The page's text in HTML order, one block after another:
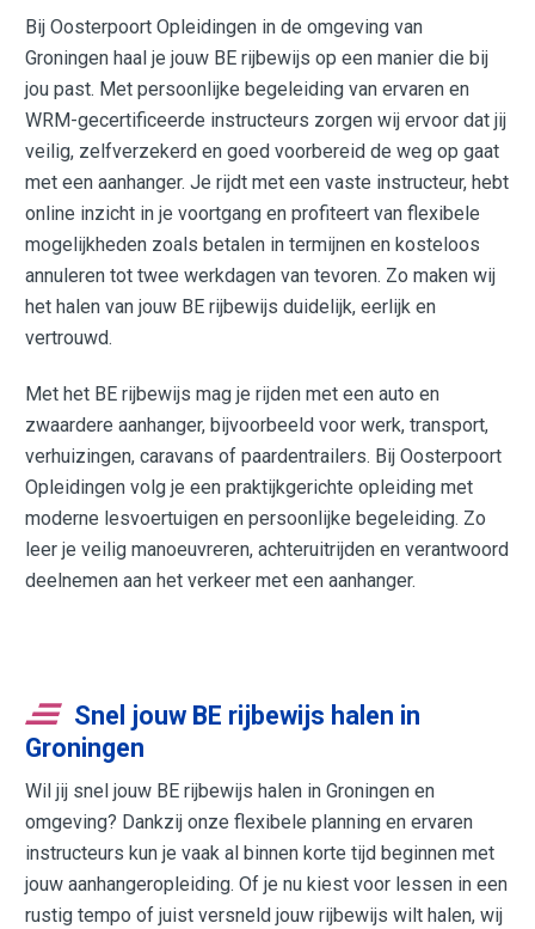
Bij Oosterpoort Opleidingen in de omgeving van
Groningen haal je jouw BE rijbewijs op een manier die bij
jou past. Met persoonlijke begeleiding van ervaren en
WRM-gecertificeerde instructeurs zorgen wij ervoor dat jij
veilig, zelfverzekerd en goed voorbereid de weg op gaat
met een aanhanger. Je rijdt met een vaste instructeur, hebt
online inzicht in je voortgang en profiteert van flexibele
mogelijkheden zoals betalen in termijnen en kosteloos
annuleren tot twee werkdagen van tevoren. Zo maken wij
het halen van jouw BE rijbewijs duidelijk, eerlijk en
vertrouwd.
Met het BE rijbewijs mag je rijden met een auto en
zwaardere aanhanger, bijvoorbeeld voor werk, transport,
verhuizingen, caravans of paardentrailers. Bij Oosterpoort
Opleidingen volg je een praktijkgerichte opleiding met
moderne lesvoertuigen en persoonlijke begeleiding. Zo
leer je veilig manoeuvreren, achteruitrijden en verantwoord
deelnemen aan het verkeer met een aanhanger.
Snel jouw BE rijbewijs halen in
Groningen
Wil jij snel jouw BE rijbewijs halen in Groningen en
omgeving? Dankzij onze flexibele planning en ervaren
instructeurs kun je vaak al binnen korte tijd beginnen met
jouw aanhangeropleiding. Of je nu kiest voor lessen in een
rustig tempo of juist versneld jouw rijbewijs wilt halen, wij